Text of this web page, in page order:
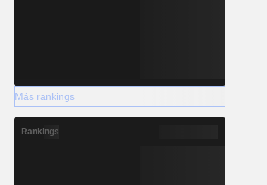
Más rankings
Rankings